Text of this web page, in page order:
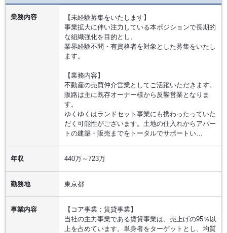
業務内容
【未経験募集をいたします】
事業拡大に伴い注力している本ポジションで長期的
な組織強化を目的とし、
業界経験不問・有資格者を対象とした募集をいたし
ます。
【業務内容】
不動産の売買仲介営業としてご活躍いただきます。
販路は主に既存オーナー様から反響営業となりま
す。
ゆくゆくはランドセット事業にも携わったっていた
だく可能性がございます。土地の仕入れからアパー
トの建築・販売までをトータルでサポートい…
年収 440万～723万
勤務地 東京都
事業内容
【コア事業：賃貸事業】
当社の主力事業である賃貸事業は、売上げの95％以
上を占めています。単身者をターゲットとし、均質